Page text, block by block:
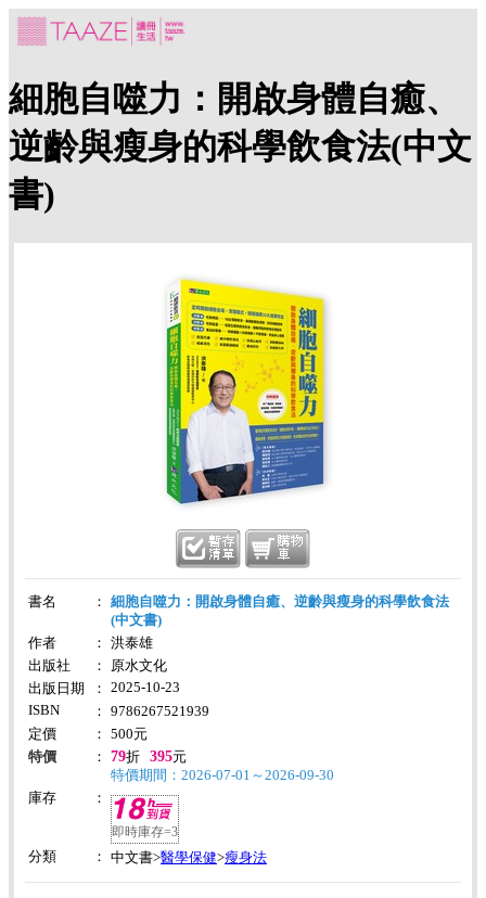
細胞自噬力：開啟身體自癒、
逆齡與瘦身的科學飲食法(中文
書)
書名 ：
細胞自噬力：開啟身體自癒、逆齡與瘦身的科學飲食法
(中文書)
作者
：
洪泰雄
出版社
：
原水文化
出版日期
：
2025-10-23
ISBN
：
9786267521939
定價
： 500元
特價
： 79折 395元
特價期間：2026-07-01～2026-09-30
庫存
：
即時庫存=3
分類
： 中文書>醫學保健>瘦身法